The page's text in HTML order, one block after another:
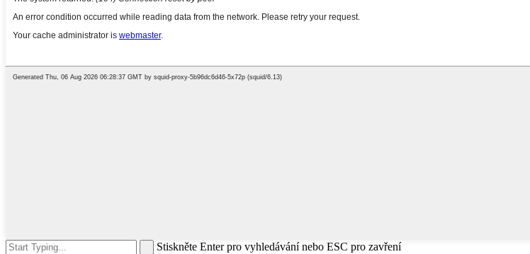
Stiskněte Enter pro vyhledávání nebo ESC pro zavření